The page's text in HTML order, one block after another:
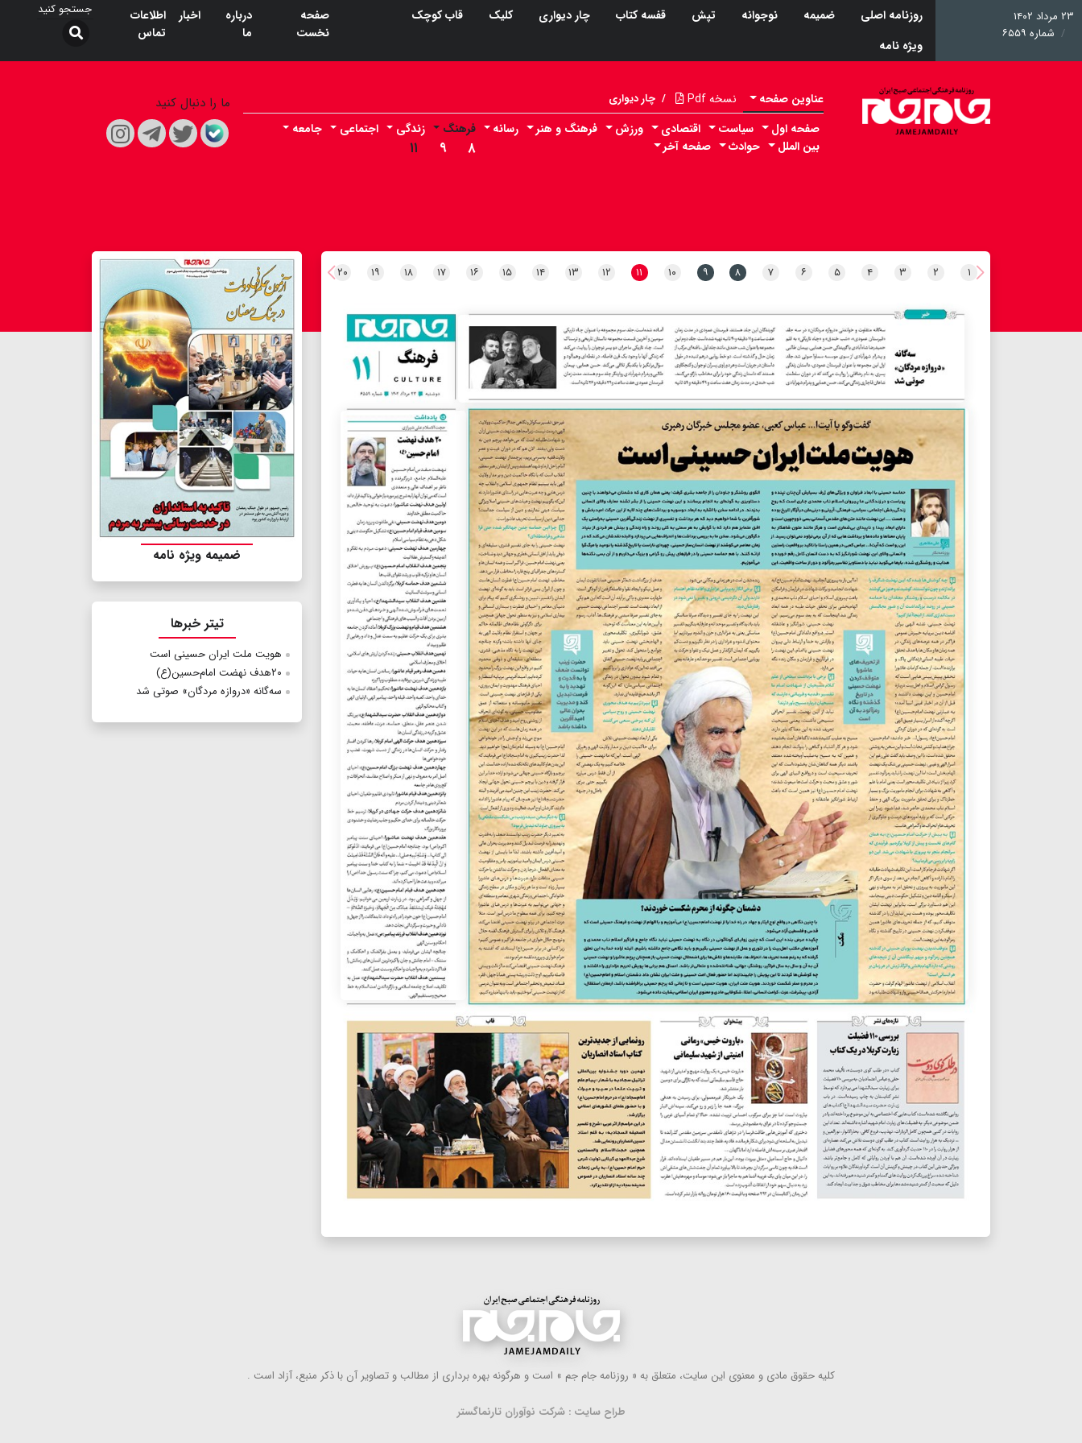
۲۳ مرداد ۱۴۰۲
شماره ۶۵۵۹
روزنامه اصلی ضمیمه نوجوانه تپش قفسه کتاب چار دیواری کلیک
قاب کوچک
ویژه نامه
صفحه
نخست
درباره
ما
اخبار
اطلاعات
تماس
عناوین صفحه نسخه Pdf / چار دیواری
صفحه اول سیاست اقتصادی ورزش فرهنگ و هنر رسانه فرهنگ
۸ ۹ ۱۱
زندگی اجتماعی
جامعه
بین الملل
حوادث صفحه آخر
ما را دنبال کنید
۱ ۲ ۳ ۴ ۵ ۶ ۷ ۸ ۹ ۱۰ ۱۱ ۱۲ ۱۳ ۱۴ ۱۵ ۱۶ ۱۷ ۱۸ ۱۹ ۲۰
ضمیمه ویژه نامه
تیتر خبرها
هویت ملت ایران حسینی است
۲۰هدف نهضت امام‌حسین(ع)
سه‌گانه «دروازه مردگان» صوتی شد
كلیه حقوق مادی و معنوی این سایت، متعلق به « روزنامه جام جم » است و هرگونه بهره ‌برداری از مطالب و تصاویر آن با ذكر منبع، آزاد است .
طراح سایت : شرکت نوآوران تارنماگستر